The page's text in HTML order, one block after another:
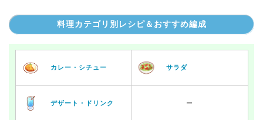
料理カテゴリ別レシピ＆おすすめ編成
カレー・シチュー サラダ
デザート・ドリンク ー